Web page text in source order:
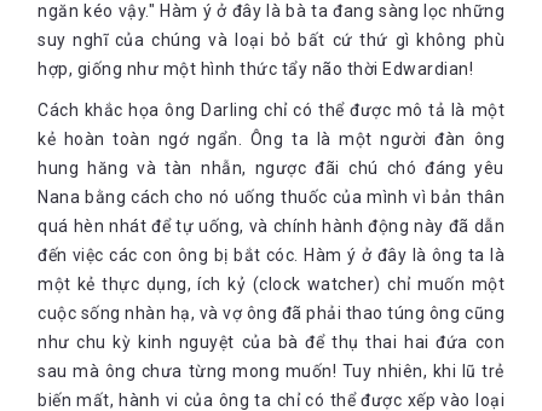
ngăn kéo vậy." Hàm ý ở đây là bà ta đang sàng lọc những
suy nghĩ của chúng và loại bỏ bất cứ thứ gì không phù
hợp, giống như một hình thức tẩy não thời Edwardian!
Cách khắc họa ông Darling chỉ có thể được mô tả là một
kẻ hoàn toàn ngớ ngẩn. Ông ta là một người đàn ông
hung hăng và tàn nhẫn, ngược đãi chú chó đáng yêu
Nana bằng cách cho nó uống thuốc của mình vì bản thân
quá hèn nhát để tự uống, và chính hành động này đã dẫn
đến việc các con ông bị bắt cóc. Hàm ý ở đây là ông ta là
một kẻ thực dụng, ích kỷ (clock watcher) chỉ muốn một
cuộc sống nhàn hạ, và vợ ông đã phải thao túng ông cũng
như chu kỳ kinh nguyệt của bà để thụ thai hai đứa con
sau mà ông chưa từng mong muốn! Tuy nhiên, khi lũ trẻ
biến mất, hành vi của ông ta chỉ có thể được xếp vào loại